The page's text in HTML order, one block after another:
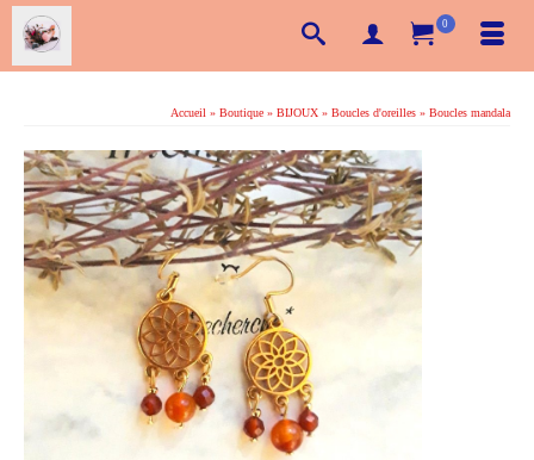
0
Accueil » Boutique » BIJOUX » Boucles d'oreilles » Boucles mandala